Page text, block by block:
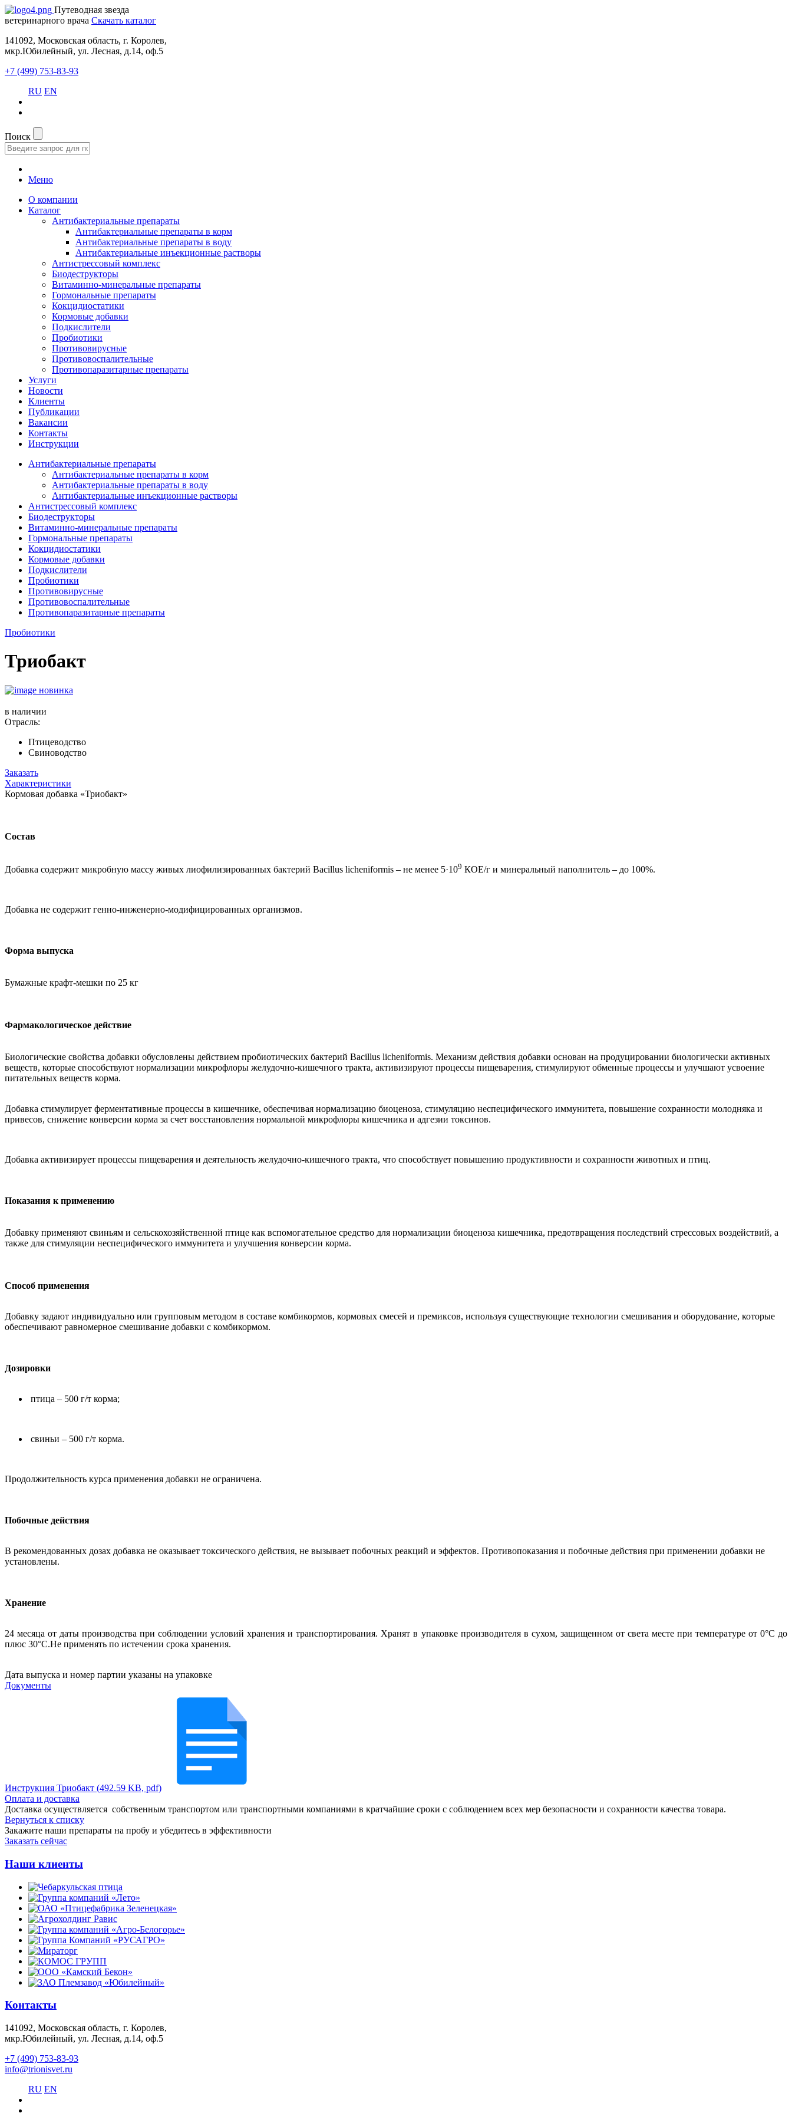
Путеводная звезда
ветеринарного врача Скачать каталог
141092, Московская область, г. Королев,
мкр.Юбилейный, ул. Лесная, д.14, оф.5
+7 (499) 753-83-93
RU EN
Поиск
Меню
О компании
Каталог
Антибактериальные препараты
Антибактериальные препараты в корм
Антибактериальные препараты в воду
Антибактериальные инъекционные растворы
Антистрессовый комплекс
Биодеструкторы
Витаминно-минеральные препараты
Гормональные препараты
Кокцидиостатики
Кормовые добавки
Подкислители
Пробиотики
Противовирусные
Противовоспалительные
Противопаразитарные препараты
Услуги
Новости
Клиенты
Публикации
Вакансии
Контакты
Инструкции
Антибактериальные препараты
Антибактериальные препараты в корм
Антибактериальные препараты в воду
Антибактериальные инъекционные растворы
Антистрессовый комплекс
Биодеструкторы
Витаминно-минеральные препараты
Гормональные препараты
Кокцидиостатики
Кормовые добавки
Подкислители
Пробиотики
Противовирусные
Противовоспалительные
Противопаразитарные препараты
Пробиотики
Триобакт
новинка
в наличии
Отрасль:
Птицеводство
Свиноводство
Заказать
Характеристики
Кормовая добавка «Триобакт»
Состав
Добавка содержит микробную массу живых лиофилизированных бактерий Bacillus licheniformis – не менее 5·109 КОЕ/г и минеральный наполнитель – до 100%.
Добавка не содержит генно-инженерно-модифицированных организмов.
Форма выпуска
Бумажные крафт-мешки по 25 кг
Фармакологическое действие
Биологические свойства добавки обусловлены действием пробиотических бактерий Bacillus licheniformis. Механизм действия добавки основан на продуцировании биологически активных
веществ, которые способствуют нормализации микрофлоры желудочно-кишечного тракта, активизируют процессы пищеварения, стимулируют обменные процессы и улучшают усвоение
питательных веществ корма.
Добавка стимулирует ферментативные процессы в кишечнике, обеспечивая нормализацию биоценоза, стимуляцию неспецифического иммунитета, повышение сохранности молодняка и
привесов, снижение конверсии корма за счет восстановления нормальной микрофлоры кишечника и адгезии токсинов.
Добавка активизирует процессы пищеварения и деятельность желудочно-кишечного тракта, что способствует повышению продуктивности и сохранности животных и птиц.
Показания к применению
Добавку применяют свиньям и сельскохозяйственной птице как вспомогательное средство для нормализации биоценоза кишечника, предотвращения последствий стрессовых воздействий, а
также для стимуляции неспецифического иммунитета и улучшения конверсии корма.
Способ применения
Добавку задают индивидуально или групповым методом в составе комбикормов, кормовых смесей и премиксов, используя существующие технологии смешивания и оборудование, которые
обеспечивают равномерное смешивание добавки с комбикормом.
Дозировки
птица – 500 г/т корма;
свиньи – 500 г/т корма.
Продолжительность курса применения добавки не ограничена.
Побочные действия
В рекомендованных дозах добавка не оказывает токсического действия, не вызывает побочных реакций и эффектов. Противопоказания и побочные действия при применении добавки не
установлены.
Хранение
24 месяца от даты производства при соблюдении условий хранения и транспортирования. Хранят в упаковке производителя в сухом, защищенном от света месте при температуре от 0°С до
плюс 30°С.Не применять по истечении срока хранения.
Дата выпуска и номер партии указаны на упаковке
Документы
Инструкция Триобакт (492.59 KB, pdf)
Оплата и доставка
Доставка осуществляется собственным транспортом или транспортными компаниями в кратчайшие сроки с соблюдением всех мер безопасности и сохранности качества товара.
Вернуться к списку
Закажите наши препараты на пробу и убедитесь в эффективности
Заказать сейчас
Наши клиенты
Контакты
141092, Московская область, г. Королев,
мкр.Юбилейный, ул. Лесная, д.14, оф.5
+7 (499) 753-83-93
info@trionisvet.ru
RU EN